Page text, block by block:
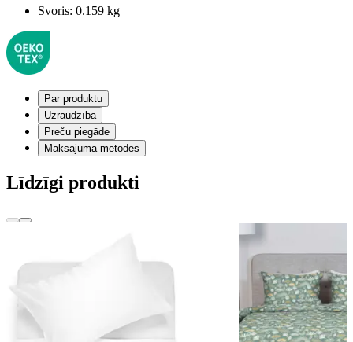
Svoris: 0.159 kg
Par produktu
Uzraudzība
Preču piegāde
Maksājuma metodes
Līdzīgi produkti